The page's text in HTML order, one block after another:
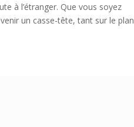
à l’étranger. Que vous soyez
un casse-tête, tant sur le plan